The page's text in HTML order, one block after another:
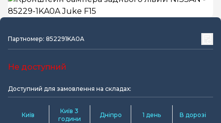
Партномер: 852291KA0A
Не доступний
Доступний для замовлення на складах:
Київ
Київ 3
години
Дніпро 1 день В дорозі